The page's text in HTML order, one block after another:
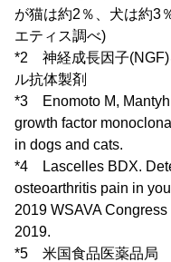
が猫は約2％、犬は約3
エティス調べ)
*2 神経成長因子(NGF)
ル抗体製剤
*3 Enomoto M, Mantyh
growth factor
in dogs and cats.
*4 Lascelles BDX.
osteoarthritis pain in
2019 WSAVA
2019.
*5 米国食品医薬品局